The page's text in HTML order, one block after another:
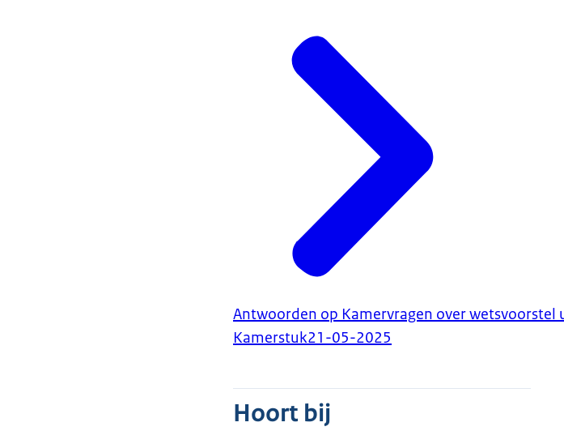
Antwoorden op Kamervragen over
Kamerstuk21-05-2025
Hoort bij